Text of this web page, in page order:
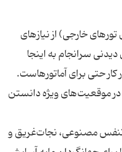
خارجی) از نیازهای
سرانجام به اینجا
کار حتی برای آماتورهاست.
در موقعیت‌های ویژه دانستن
تنفس مصنوعی، نجات‌غریق و